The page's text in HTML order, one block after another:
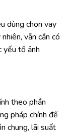
dùng chọn vay
vẫn cần có
yếu tố ảnh
theo phần
pháp chính để
chung, lãi suất